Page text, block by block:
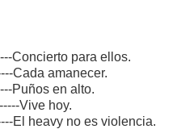
Concierto para ellos.
Cada amanecer.
Puños en alto.
Vive hoy.
El heavy no es violencia.